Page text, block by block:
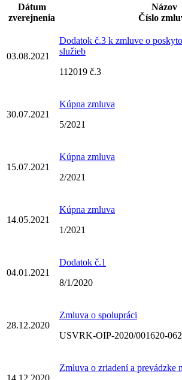
Dátum
zverejnenia
Názov
Číslo
03.08.2021
Dodatok č.3 k zmluve o
služieb
112019 č.3
30.07.2021
Kúpna zmluva
5/2021
15.07.2021
Kúpna zmluva
2/2021
14.05.2021
Kúpna zmluva
1/2021
04.01.2021
Dodatok č.1
8/1/2020
28.12.2020
Zmluva o spolupráci
USVRK-OIP-2020/001620-062
14.12.2020
Zmluva o zriadení a prevádzke